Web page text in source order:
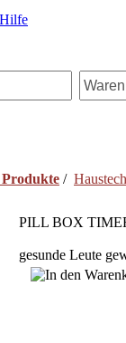
Hilfe
/
PILL BOX
gesunde Leute